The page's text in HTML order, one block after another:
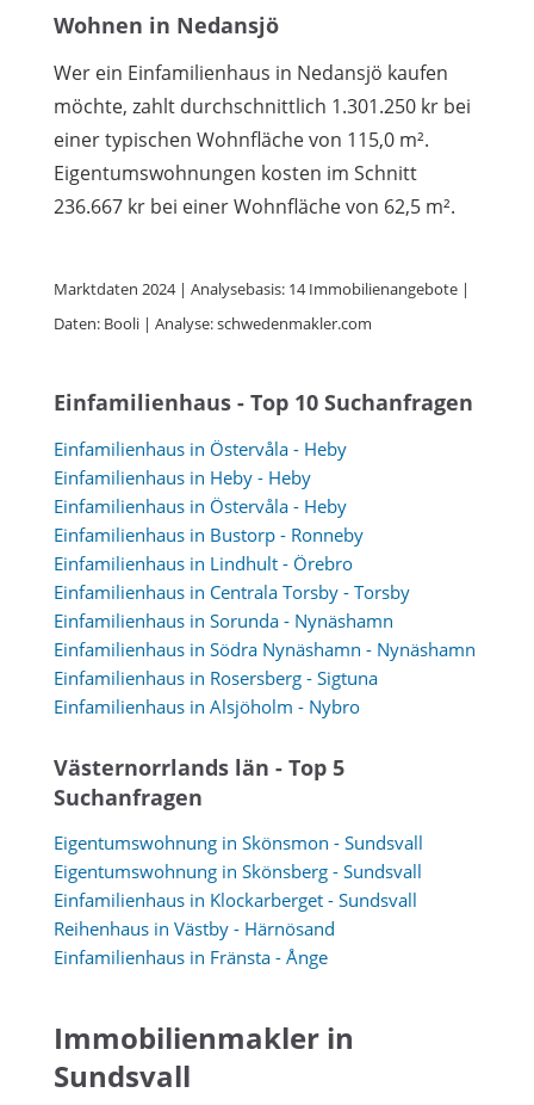
Wohnen in Nedansjö
Wer ein Einfamilienhaus in Nedansjö kaufen
möchte, zahlt durchschnittlich 1.301.250 kr bei
einer typischen Wohnfläche von 115,0 m².
Eigentumswohnungen kosten im Schnitt
236.667 kr bei einer Wohnfläche von 62,5 m².
Marktdaten 2024 | Analysebasis: 14 Immobilienangebote |
Daten: Booli | Analyse: schwedenmakler.com
Einfamilienhaus - Top 10 Suchanfragen
Einfamilienhaus in Östervåla - Heby
Einfamilienhaus in Heby - Heby
Einfamilienhaus in Östervåla - Heby
Einfamilienhaus in Bustorp - Ronneby
Einfamilienhaus in Lindhult - Örebro
Einfamilienhaus in Centrala Torsby - Torsby
Einfamilienhaus in Sorunda - Nynäshamn
Einfamilienhaus in Södra Nynäshamn - Nynäshamn
Einfamilienhaus in Rosersberg - Sigtuna
Einfamilienhaus in Alsjöholm - Nybro
Västernorrlands län - Top 5
Suchanfragen
Eigentumswohnung in Skönsmon - Sundsvall
Eigentumswohnung in Skönsberg - Sundsvall
Einfamilienhaus in Klockarberget - Sundsvall
Reihenhaus in Västby - Härnösand
Einfamilienhaus in Fränsta - Ånge
Immobilienmakler in
Sundsvall